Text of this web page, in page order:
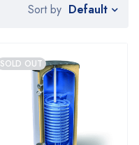
Sort by Default
SOLD OUT